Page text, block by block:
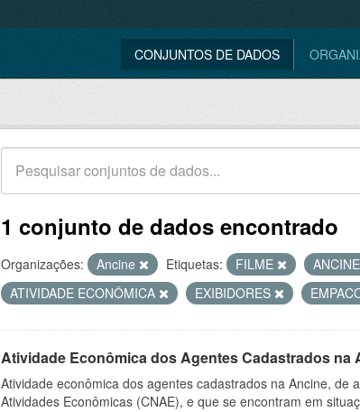
CONJUNTOS DE DADOS
1 conjunto de dados encontrado
Organizações: Ancine Etiquetas: FILME ANCINE
ATIVIDADE ECONÔMICA
EXIBIDORES
Atividade Econômica dos Agentes Cadastrados na
Atividade econômica dos agentes cadastrados na Ancine, de
Atividades Econômicas (CNAE), e que se encontram em